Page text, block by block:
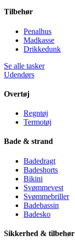
Tilbehør
Penalhus
Madkasse
Drikkedunk
Se alle tasker
Udendørs
Overtøj
Regntøj
Termotøj
Bade & strand
Badedragt
Badeshorts
Bikini
Svømmevest
Svømmebriller
Badebassin
Badesko
Sikkerhed & tilbehør